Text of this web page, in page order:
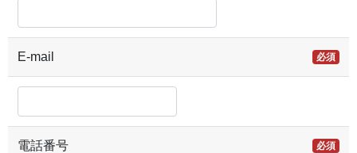
E-mail 必須
電話番号 必須